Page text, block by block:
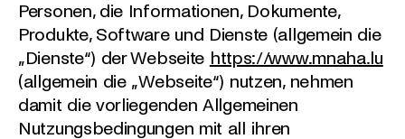
Personen, die Informationen, Dokumente,
Produkte, Software und Dienste (allgemein die
„Dienste“) der Webseite https://www.mnaha.lu
(allgemein die „Webseite“) nutzen, nehmen
damit die vorliegenden Allgemeinen
Nutzungsbedingungen mit all ihren